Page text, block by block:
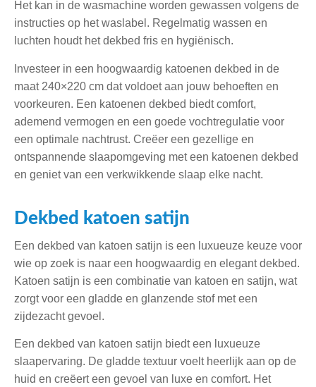
Het kan in de wasmachine worden gewassen volgens de
instructies op het waslabel. Regelmatig wassen en
luchten houdt het dekbed fris en hygiënisch.
Investeer in een hoogwaardig katoenen dekbed in de
maat 240×220 cm dat voldoet aan jouw behoeften en
voorkeuren. Een katoenen dekbed biedt comfort,
ademend vermogen en een goede vochtregulatie voor
een optimale nachtrust. Creëer een gezellige en
ontspannende slaapomgeving met een katoenen dekbed
en geniet van een verkwikkende slaap elke nacht.
Dekbed katoen satijn
Een dekbed van katoen satijn is een luxueuze keuze voor
wie op zoek is naar een hoogwaardig en elegant dekbed.
Katoen satijn is een combinatie van katoen en satijn, wat
zorgt voor een gladde en glanzende stof met een
zijdezacht gevoel.
Een dekbed van katoen satijn biedt een luxueuze
slaapervaring. De gladde textuur voelt heerlijk aan op de
huid en creëert een gevoel van luxe en comfort. Het